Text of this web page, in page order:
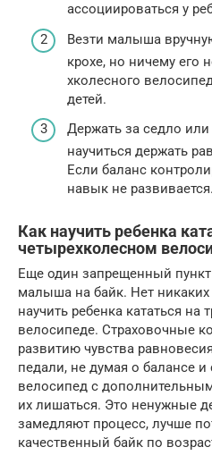
ассоциироваться у
Везти малыша
крохе, но ничему его
хколесного
детей.
Держать за седло
научиться держать
Если баланс
навык не развивается.
Как научить ребенка
четырехколесном
Еще один запрещенный
малыша на байк. Нет никаких
научить ребенка кататься на
велосипеде. Страховочные
развитию чувства
педали, не думая о балансе и
велосипед с
их лишаться. Это ненужные
замедляют процесс, лучше
качественный байк по